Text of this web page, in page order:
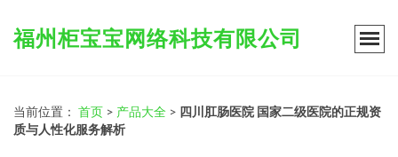
福州柜宝宝网络科技有限公司
当前位置： 首页 > 产品大全 > 四川肛肠医院 国家二级医院的正规资
质与人性化服务解析